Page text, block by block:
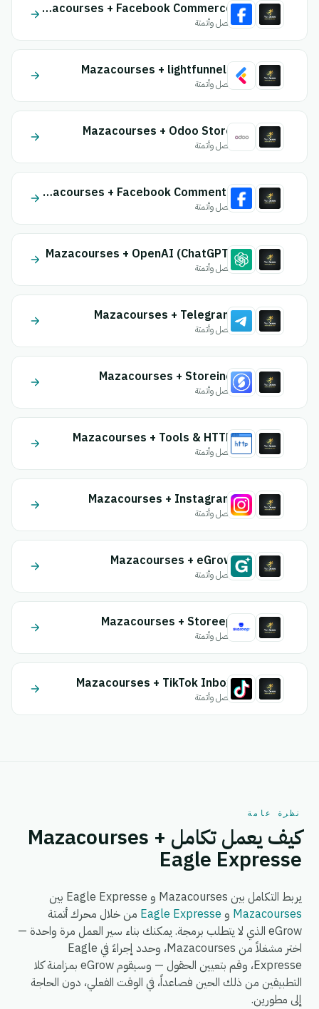
Mazacourses + Facebook Commerce
اتصل وأتمتة
Mazacourses + lightfunnels
اتصل وأتمتة
Mazacourses + Odoo Store
اتصل وأتمتة
Mazacourses + Facebook Comments
اتصل وأتمتة
Mazacourses + OpenAI (ChatGPT)
اتصل وأتمتة
Mazacourses + Telegram
اتصل وأتمتة
Mazacourses + Storeino
اتصل وأتمتة
Mazacourses + Tools & HTTP
اتصل وأتمتة
Mazacourses + Instagram
اتصل وأتمتة
Mazacourses + eGrow
اتصل وأتمتة
Mazacourses + Storeep
اتصل وأتمتة
Mazacourses + TikTok Inbox
اتصل وأتمتة
نظرة عامة
كيف يعمل تكامل Mazacourses +
Eagle Expresse
يربط التكامل بين Mazacourses و Eagle Expresse بين
Mazacourses و Eagle Expresse من خلال محرك أتمتة
eGrow الذي لا يتطلب برمجة. يمكنك بناء سير العمل مرة واحدة —
اختر مشغلاً من Mazacourses، وحدد إجراءً في Eagle
Expresse، وقم بتعيين الحقول — وسيقوم eGrow بمزامنة كلا
التطبيقين من ذلك الحين فصاعداً، في الوقت الفعلي، دون الحاجة
إلى مطورين.